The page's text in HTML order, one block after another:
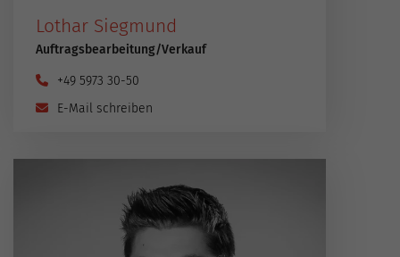
Lothar Siegmund
Auftragsbearbeitung​/​Verkauf
+49 5973 30-50
E-Mail schreiben